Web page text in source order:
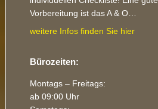
Vorbereitung ist das A & O…
weitere Infos finden Sie hier
Bürozeiten:
Montags – Freitags:
ab 09:00 Uhr